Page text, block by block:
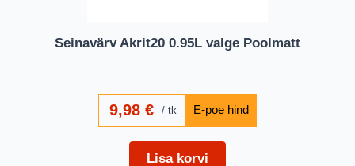
Seinavärv Akrit20 0.95L valge Poolmatt
9,98€ tk
Lisa korvi